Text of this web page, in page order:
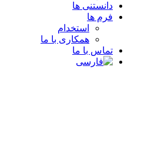
دانستنی ها
فرم ها
استخدام
همکاری با ما
تماس با ما